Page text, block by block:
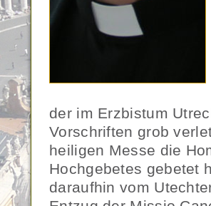
der im Erzbistum
Vorschriften grob
heiligen Messe die
Hochgebetes gebetet
daraufhin vom